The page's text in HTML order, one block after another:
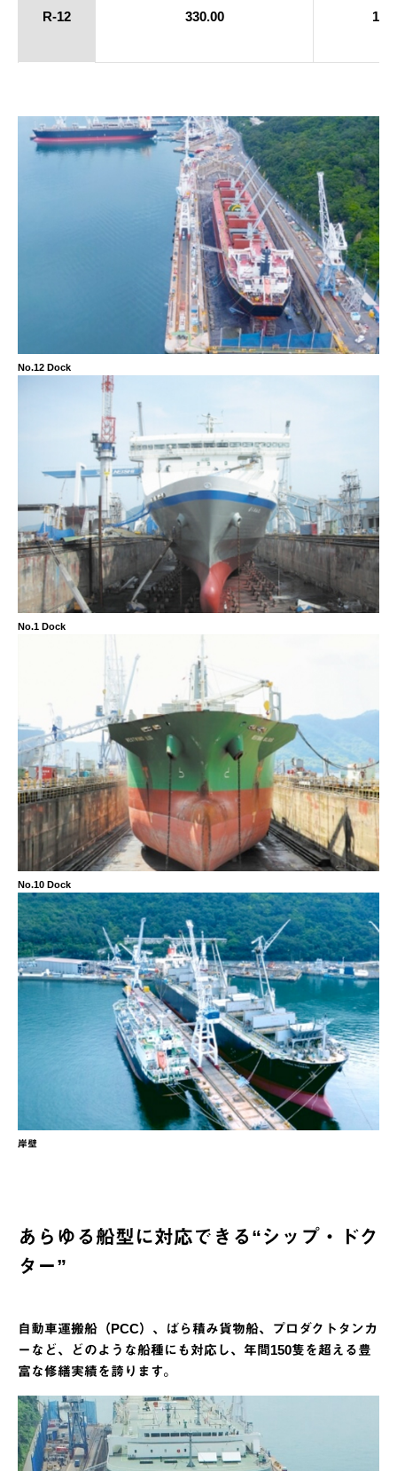
R-12 330.00
No.12 Dock
No.1 Dock
No.10 Dock
岸壁
あらゆる船型に対応できる“シップ・ドク
ター”
自動車運搬船（PCC）、ばら積み貨物船、プロダクトタンカ
ーなど、どのような船種にも対応し、年間150隻を超える豊
富な修繕実績を誇ります。